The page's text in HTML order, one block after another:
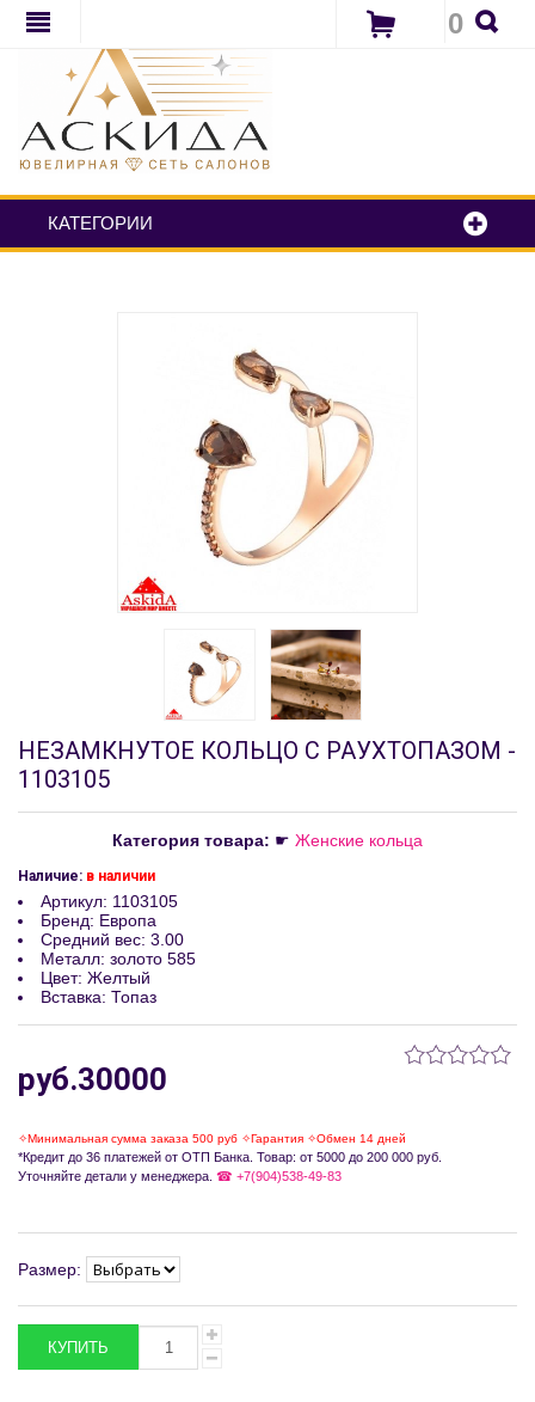
0
КАТЕГОРИИ
НЕЗАМКНУТОЕ КОЛЬЦО С РАУХТОПАЗОМ -
1103105
Категория товара: ☛ Женские кольца
Наличие: в наличии
Артикул: 1103105
Бренд: Европа
Средний вес: 3.00
Металл: золото 585
Цвет: Желтый
Вставка: Топаз
руб.30000
✧Минимальная сумма заказа 500 руб ✧Гарантия ✧Обмен 14 дней
*Кредит до 36 платежей от ОТП Банка. Товар: от 5000 до 200 000 руб.
Уточняйте детали у менеджера. ☎ +7(904)538-49-83
Размер: